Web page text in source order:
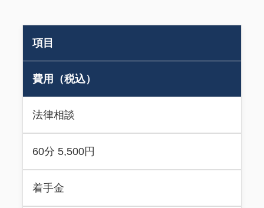
項目
費用（税込）
法律相談
60分 5,500円
着手金